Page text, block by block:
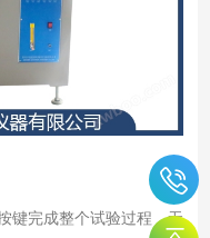
键完成整个试验过程，无